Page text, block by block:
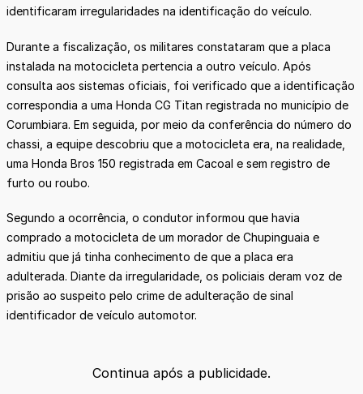
identificaram irregularidades na identificação do veículo.
Durante a fiscalização, os militares constataram que a placa
instalada na motocicleta pertencia a outro veículo. Após
consulta aos sistemas oficiais, foi verificado que a identificação
correspondia a uma Honda CG Titan registrada no município de
Corumbiara. Em seguida, por meio da conferência do número do
chassi, a equipe descobriu que a motocicleta era, na realidade,
uma Honda Bros 150 registrada em Cacoal e sem registro de
furto ou roubo.
Segundo a ocorrência, o condutor informou que havia
comprado a motocicleta de um morador de Chupinguaia e
admitiu que já tinha conhecimento de que a placa era
adulterada. Diante da irregularidade, os policiais deram voz de
prisão ao suspeito pelo crime de adulteração de sinal
identificador de veículo automotor.
Continua após a publicidade.